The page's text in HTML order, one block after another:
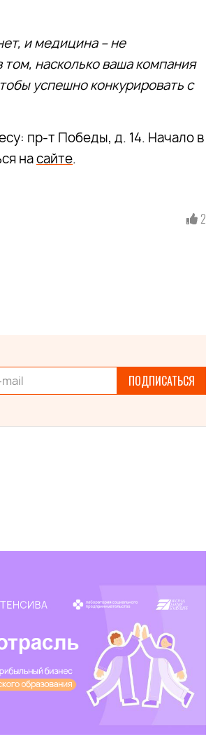
и медицина – не
насколько ваша компания
успешно конкурировать с
пр-т Победы, д. 14. Начало в
насайте.
2
ПОДПИСАТЬСЯ